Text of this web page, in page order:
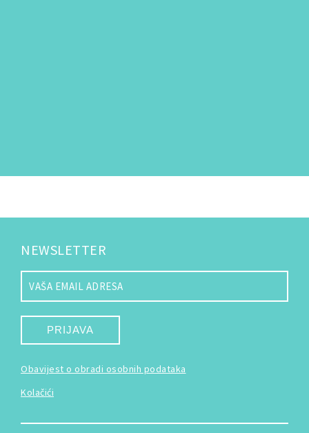
NEWSLETTER
PRIJAVA
Obavijest o obradi osobnih podataka
Kolačići